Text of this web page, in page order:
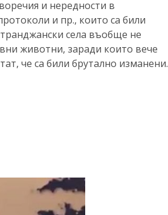
и нередности в
и пр., които са били
села въобще не
животни, заради които вече
че са били брутално изманени.